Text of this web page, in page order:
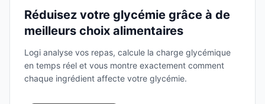
Réduisez votre glycémie grâce à de
meilleurs choix alimentaires
Logi analyse vos repas, calcule la charge glycémique
en temps réel et vous montre exactement comment
chaque ingrédient affecte votre glycémie.